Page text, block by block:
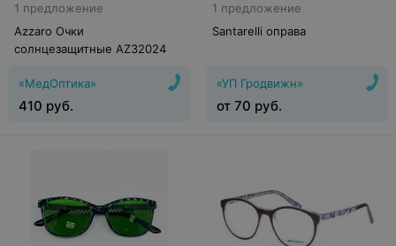
1 предложение
Azzaro Очки
солнцезащитные AZ32024
«МедОптика»
410 руб.
1 предложение
Santarelli оправа
«УП Гродвижн»
от 70 руб.